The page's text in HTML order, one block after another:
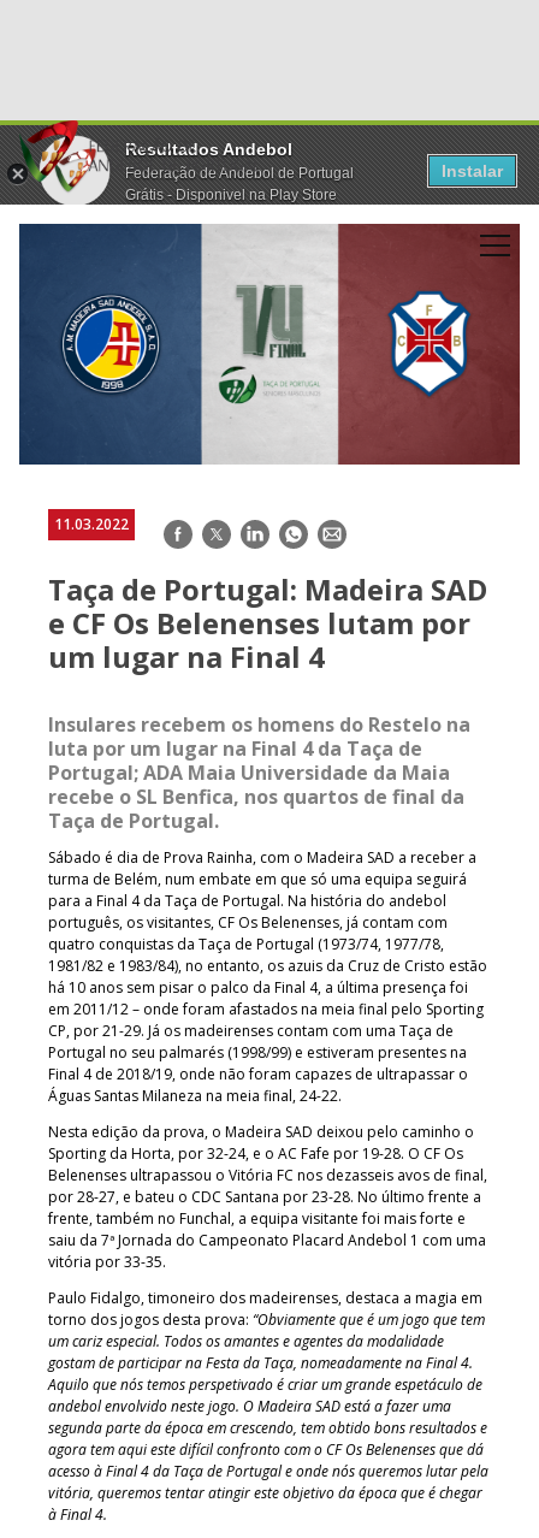
Resultados Andebol
Federação de Andebol de Portugal
Grátis - Disponivel na Play Store
Instalar
11.03.2022 Facebook
TwitterLinkedInWhatsApp
E-
Taça de Portugal: Madeira SAD
e CF Os Belenenses lutam por
um lugar na Final 4
Insulares recebem os homens do Restelo na
luta por um lugar na Final 4 da Taça de
Portugal; ADA Maia Universidade da Maia
recebe o SL Benfica, nos quartos de final da
Taça de Portugal.
Sábado é dia de Prova Rainha, com o Madeira SAD a receber a
turma de Belém, num embate em que só uma equipa seguirá
para a Final 4 da Taça de Portugal. Na história do andebol
português, os visitantes, CF Os Belenenses, já contam com
quatro conquistas da Taça de Portugal (1973/74, 1977/78,
1981/82 e 1983/84), no entanto, os azuis da Cruz de Cristo estão
há 10 anos sem pisar o palco da Final 4, a última presença foi
em 2011/12 – onde foram afastados na meia final pelo Sporting
CP, por 21-29. Já os madeirenses contam com uma Taça de
Portugal no seu palmarés (1998/99) e estiveram presentes na
Final 4 de 2018/19, onde não foram capazes de ultrapassar o
Águas Santas Milaneza na meia final, 24-22.
Nesta edição da prova, o Madeira SAD deixou pelo caminho o
Sporting da Horta, por 32-24, e o AC Fafe por 19-28. O CF Os
Belenenses ultrapassou o Vitória FC nos dezasseis avos de final,
por 28-27, e bateu o CDC Santana por 23-28. No último frente a
frente, também no Funchal, a equipa visitante foi mais forte e
saiu da 7ª Jornada do Campeonato Placard Andebol 1 com uma
vitória por 33-35.
Paulo Fidalgo, timoneiro dos madeirenses, destaca a magia em
torno dos jogos desta prova: “Obviamente que é um jogo que tem
um cariz especial. Todos os amantes e agentes da modalidade
gostam de participar na Festa da Taça, nomeadamente na Final 4.
Aquilo que nós temos perspetivado é criar um grande espetáculo de
andebol envolvido neste jogo. O Madeira SAD está a fazer uma
segunda parte da época em crescendo, tem obtido bons resultados e
agora tem aqui este difícil confronto com o CF Os Belenenses que dá
acesso à Final 4 da Taça de Portugal e onde nós queremos lutar pela
vitória, queremos tentar atingir este objetivo da época que é chegar
à Final 4.